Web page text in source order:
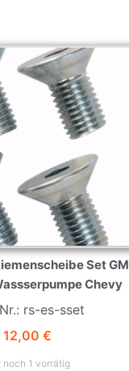
Set GM
Chevy
rs-es-sset
12,00 €
noch 1 vorrätig